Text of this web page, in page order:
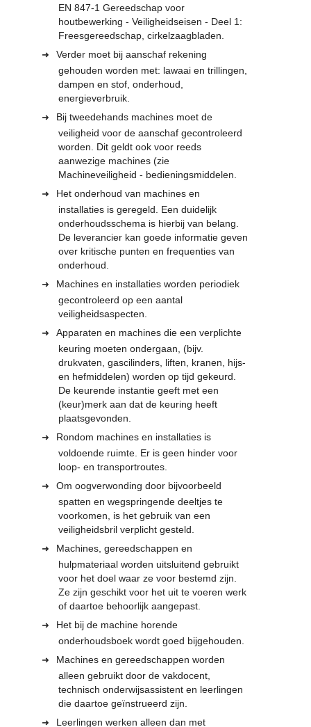
EN 847-1 Gereedschap voor
houtbewerking - Veiligheidseisen - Deel 1:
Freesgereedschap, cirkelzaagbladen.
Verder moet bij aanschaf rekening
gehouden worden met: lawaai en trillingen,
dampen en stof, onderhoud,
energieverbruik.
Bij tweedehands machines moet de
veiligheid voor de aanschaf gecontroleerd
worden. Dit geldt ook voor reeds
aanwezige machines (zie
Machineveiligheid - bedieningsmiddelen.
Het onderhoud van machines en
installaties is geregeld. Een duidelijk
onderhoudsschema is hierbij van belang.
De leverancier kan goede informatie geven
over kritische punten en frequenties van
onderhoud.
Machines en installaties worden periodiek
gecontroleerd op een aantal
veiligheidsaspecten.
Apparaten en machines die een verplichte
keuring moeten ondergaan, (bijv.
drukvaten, gascilinders, liften, kranen, hijs-
en hefmiddelen) worden op tijd gekeurd.
De keurende instantie geeft met een
(keur)merk aan dat de keuring heeft
plaatsgevonden.
Rondom machines en installaties is
voldoende ruimte. Er is geen hinder voor
loop- en transportroutes.
Om oogverwonding door bijvoorbeeld
spatten en wegspringende deeltjes te
voorkomen, is het gebruik van een
veiligheidsbril verplicht gesteld.
Machines, gereedschappen en
hulpmateriaal worden uitsluitend gebruikt
voor het doel waar ze voor bestemd zijn.
Ze zijn geschikt voor het uit te voeren werk
of daartoe behoorlijk aangepast.
Het bij de machine horende
onderhoudsboek wordt goed bijgehouden.
Machines en gereedschappen worden
alleen gebruikt door de vakdocent,
technisch onderwijsassistent en leerlingen
die daartoe geïnstrueerd zijn.
Leerlingen werken alleen dan met